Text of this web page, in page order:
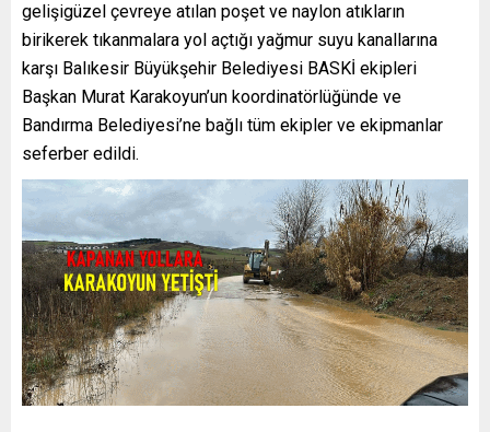
gelişigüzel çevreye atılan poşet ve naylon atıkların
birikerek tıkanmalara yol açtığı yağmur suyu kanallarına
karşı Balıkesir Büyükşehir Belediyesi BASKİ ekipleri
Başkan Murat Karakoyun’un koordinatörlüğünde ve
Bandırma Belediyesi’ne bağlı tüm ekipler ve ekipmanlar
seferber edildi.